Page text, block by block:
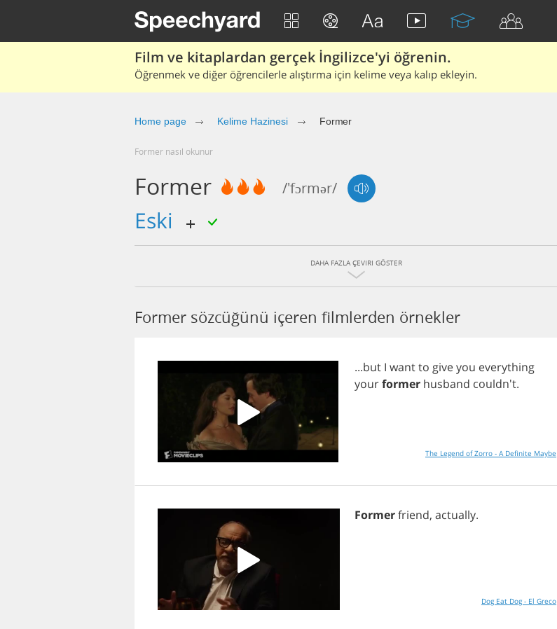
Film ve kitaplardan gerçek İngilizce'yi öğrenin.
Öğrenmek ve diğer öğrencilerle alıştırma için kelime veya kalıp ekleyin.
Home page Kelime Hazinesi Former
former nasıl okunur
Former /'fɔrmər/
eski
DAHA FAZLA ÇEVIRI GÖSTER
Former sözcüğünü içeren filmlerden örnekler
...but I wantto giveyou everything
yourformer husband couldn't.
The Legend of Zorro - A Definite Maybe
Formerfriend, actually.
Dog Eat Dog - El Greco